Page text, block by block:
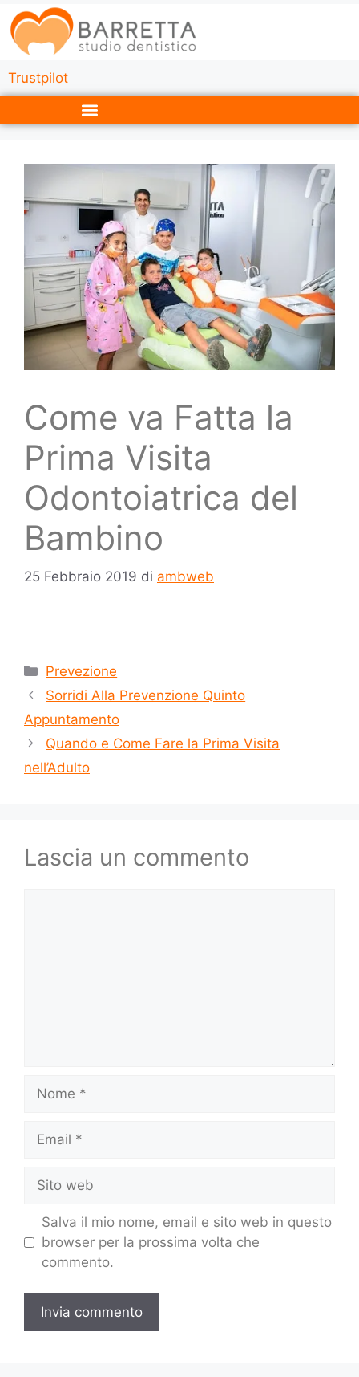
Trustpilot
Come va Fatta la
Prima Visita
Odontoiatrica del
Bambino
25 Febbraio 2019 di ambweb
Prevezione
Sorridi Alla Prevenzione Quinto
Appuntamento
Quando e Come Fare la Prima Visita
nell’Adulto
Lascia un commento
Salva il mio nome, email e sito web in questo
browser per la prossima volta che
commento.